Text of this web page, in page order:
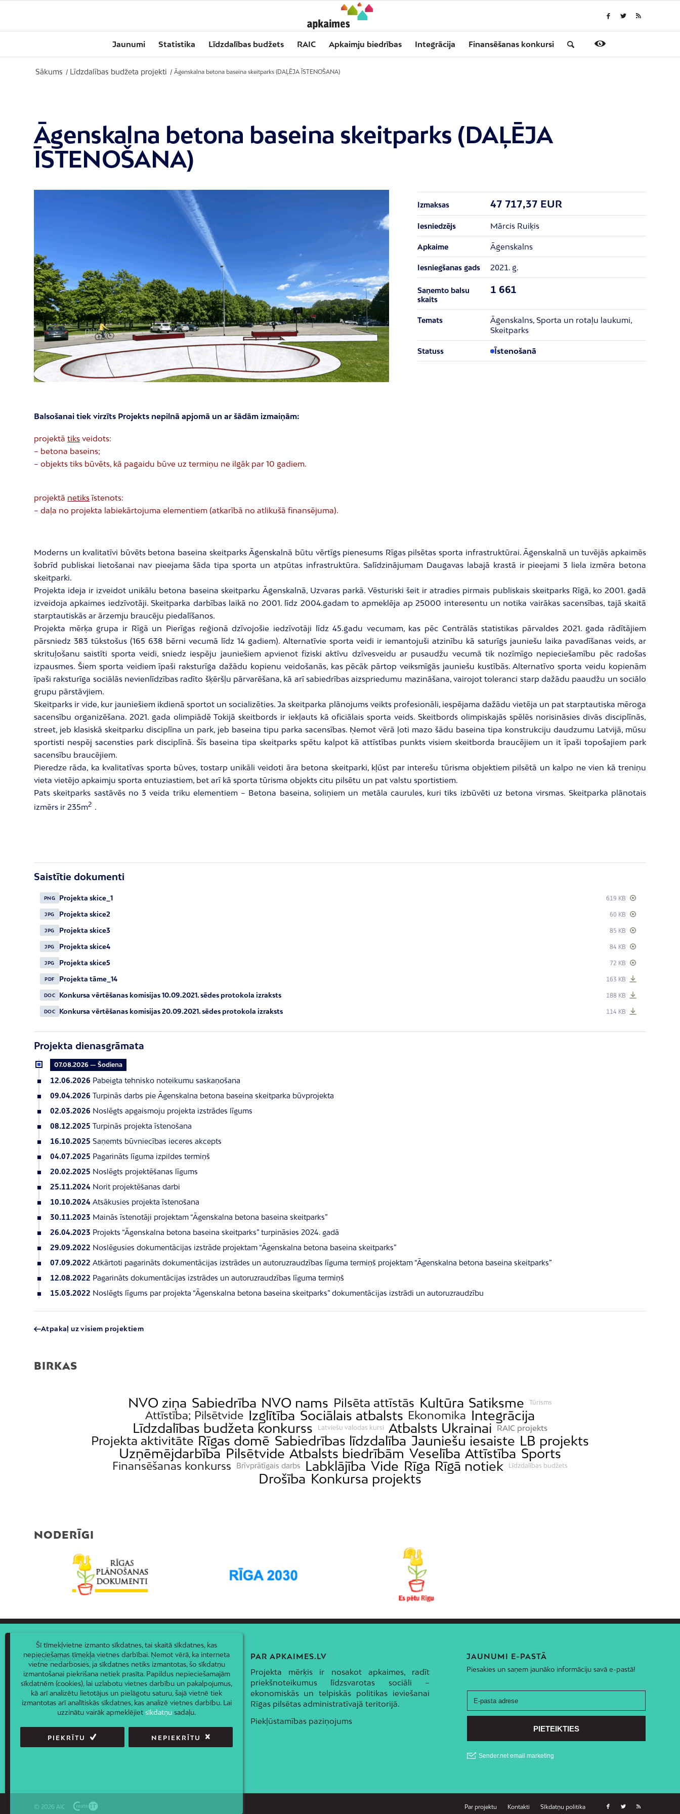
Jaunumi Statistika Līdzdalības budžets RAIC Apkaimju biedrības Integrācija Finansēšanas konkursi
Sākums / Līdzdalības budžeta projekti / Āgenskalna betona baseina skeitparks (DAĻĒJA ĪSTENOŠANA)
Āgenskalna betona baseina skeitparks (DAĻĒJA
ĪSTENOŠANA)
Izmaksas 47 717,37 EUR
Iesniedzējs Mārcis Ruiķis
Apkaime Āgenskalns
Iesniegšanas gads 2021. g.
Saņemto balsu
skaits
1 661
Temats
Āgenskalns​, Sporta un rotaļu laukumi,
Skeitparks
Statuss Īstenošanā
Balsošanai tiek virzīts Projekts nepilnā apjomā un ar šādām izmaiņām:
projektā tiks veidots:
– betona baseins;
– objekts tiks būvēts, kā pagaidu būve uz termiņu ne ilgāk par 10 gadiem.
projektā netiksīstenots:
– daļa no projekta labiekārtojuma elementiem (atkarībā no atlikušā finansējuma).
Moderns un kvalitatīvi būvēts betona baseina skeitparks Āgenskalnā būtu vērtīgs pienesums Rīgas pilsētas sporta infrastruktūrai. Āgenskalnā un tuvējās apkaimēs
šobrīd publiskai lietošanai nav pieejama šāda tipa sporta un atpūtas infrastruktūra. Salīdzinājumam Daugavas labajā krastā ir pieejami 3 liela izmēra betona
skeitparki.
Projekta ideja ir izveidot unikālu betona baseina skeitparku Āgenskalnā, Uzvaras parkā. Vēsturiski šeit ir atradies pirmais publiskais skeitparks Rīgā, ko 2001. gadā
izveidoja apkaimes iedzīvotāji. Skeitparka darbības laikā no 2001. līdz 2004.gadam to apmeklēja ap 25000 interesentu un notika vairākas sacensības, tajā skaitā
starptautiskās ar ārzemju braucēju piedalīšanos.
Projekta mērķa grupa ir Rīgā un Pierīgas reģionā dzīvojošie iedzīvotāji līdz 45.gadu vecumam, kas pēc Centrālās statistikas pārvaldes 2021. gada rādītājiem
pārsniedz 383 tūkstošus (165 638 bērni vecumā līdz 14 gadiem). Alternatīvie sporta veidi ir iemantojuši atzinību kā saturīgs jauniešu laika pavadīšanas veids, ar
skrituļošanu saistīti sporta veidi, sniedz iespēju jauniešiem apvienot fiziski aktīvu dzīvesveidu ar pusaudžu vecumā tik nozīmīgo nepieciešamību pēc radošas
izpausmes. Šiem sporta veidiem īpaši raksturīga dažādu kopienu veidošanās, kas pēcāk pārtop veiksmīgās jauniešu kustībās. Alternatīvo sporta veidu kopienām
īpaši raksturīga sociālās nevienlīdzības radīto šķēršļu pārvarēšana, kā arī sabiedrības aizspriedumu mazināšana, vairojot toleranci starp dažādu paaudžu un sociālo
grupu pārstāvjiem.
Skeitparks ir vide, kur jauniešiem ikdienā sportot un socializēties. Ja skeitparka plānojums veikts profesionāli, iespējama dažādu vietēja un pat starptautiska mēroga
sacensību organizēšana. 2021. gada olimpiādē Tokijā skeitbords ir iekļauts kā oficiālais sporta veids. Skeitbords olimpiskajās spēlēs norisināsies divās disciplīnās,
street, jeb klasiskā skeitparku disciplīna un park, jeb baseina tipu parka sacensības. Ņemot vērā ļoti mazo šādu baseina tipa konstrukciju daudzumu Latvijā, mūsu
sportisti nespēj sacensties park disciplīnā. Šīs baseina tipa skeitparks spētu kalpot kā attīstības punkts visiem skeitborda braucējiem un it īpaši topošajiem park
sacensību braucējiem.
Pieredze rāda, ka kvalitatīvas sporta būves, tostarp unikāli veidoti āra betona skeitparki, kļūst par interešu tūrisma objektiem pilsētā un kalpo ne vien kā treniņu
vieta vietējo apkaimju sporta entuziastiem, bet arī kā sporta tūrisma objekts citu pilsētu un pat valstu sportistiem.
Pats skeitparks sastāvēs no 3 veida triku elementiem – Betona baseina, soliņiem un metāla caurules, kuri tiks izbūvēti uz betona virsmas. Skeitparka plānotais
izmērs ir 235m2
Saistītie dokumenti
PNG Projekta skice_1 619 KB
JPG Projekta skice2 60 KB
JPG Projekta skice3 85 KB
JPG Projekta skice4 84 KB
JPG Projekta skice5 72 KB
PDF Projekta tāme_14 163 KB
DOC Konkursa vērtēšanas komisijas 10.09.2021. sēdes protokola izraksts 188 KB
DOC Konkursa vērtēšanas komisijas 20.09.2021. sēdes protokola izraksts 114 KB
Projekta dienasgrāmata
07.08.2026 — Šodiena
12.06.2026 Pabeigta tehnisko noteikumu saskaņošana
09.04.2026 Turpinās darbs pie Āgenskalna betona baseina skeitparka būvprojekta
02.03.2026 Noslēgts apgaismoju projekta izstrādes līgums
08.12.2025 Turpinās projekta īstenošana
16.10.2025 Saņemts būvniecības ieceres akcepts
04.07.2025 Pagarināts līguma izpildes termiņš
20.02.2025 Noslēgts projektēšanas līgums
25.11.2024 Norit projektēšanas darbi
10.10.2024 Atsākusies projekta īstenošana
30.11.2023 Mainās īstenotāji projektam “Āgenskalna betona baseina skeitparks”
26.04.2023 Projekts “Āgenskalna betona baseina skeitparks” turpināsies 2024. gadā
29.09.2022 Noslēgusies dokumentācijas izstrāde projektam “Āgenskalna betona baseina skeitparks”
07.09.2022 Atkārtoti pagarināts dokumentācijas izstrādes un autoruzraudzības līguma termiņš projektam “Āgenskalna betona baseina skeitparks”
12.08.2022 Pagarināts dokumentācijas izstrādes un autoruzraudzības līguma termiņš
15.03.2022 Noslēgts līgums par projekta “Āgenskalna betona baseina skeitparks” dokumentācijas izstrādi un autoruzraudzību
Atpakaļ uz visiem projektiem
BIRKAS
NVO ziņa Sabiedrība NVO nams Pilsēta attīstās Kultūra Satiksme Tūrisms
Attīstība; Pilsētvide Izglītība Sociālais atbalsts Ekonomika Integrācija
Līdzdalības budžeta konkurss
Latviešu valodas kursi Atbalsts Ukrainai RAIC projekts
Projekta aktivitāte Rīgas domē Sabiedrības līdzdalība Jauniešu iesaiste LB projekts
Uzņēmējdarbība Pilsētvide Atbalsts biedrībām Veselība Attīstība Sports
Finansēšanas konkurss Brīvprātīgais darbs Labklājība Vide Rīga Rīgā notiek Līdzdalības budžets
Drošība Konkursa projekts
NODERĪGI
apkaimes@riga.lv PAR APKAIMES.LV
Projekta mērķis ir nosakot apkaimes, radīt
priekšnoteikumus līdzsvarotas sociāli –
ekonomiskās un telpiskās politikas ieviešanai
Rīgas pilsētas administratīvajā teritorijā.
Piekļūstamības paziņojums
JAUNUMI E-PASTĀ
Piesakies un saņem jaunāko informāciju savā e-pastā!
© 2026 AIC Par projektu Kontakti Sīkdatņu politika
Šī tīmekļvietne izmanto sīkdatnes, tai skaitā sīkdatnes, kas
nepieciešamas tīmekļa vietnes darbībai. Ņemot vērā, ka interneta
vietne nedarbosies, ja sīkdatnes netiks izmantotas, šo sīkdatņu
izmantošanai piekrišana netiek prasīta. Papildus nepieciešamajām
sīkdatnēm (cookies), lai uzlabotu vietnes darbību un pakalpojumus,
kā arī analizētu lietotājus un pielāgotu saturu, šajā vietnē tiek
izmantotas arī analītiskās sīkdatnes, kas analizē vietnes darbību. Lai
uzzinātu vairāk apmeklējietsīkdatņu sadaļu.
PIEKRĪTU NEPIEKRĪTU